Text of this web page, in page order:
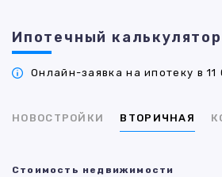
Ипотечный калькулятор
Онлайн-заявка на ипотеку в 11
НОВОСТРОЙКИ ВТОРИЧНАЯ
Стоимость недвижимости